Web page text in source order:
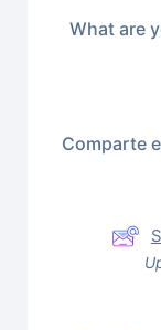
What are
Comparte